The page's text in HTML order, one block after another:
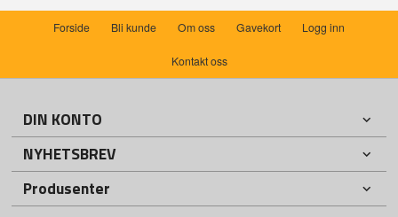
Forside Bli kunde Om oss Gavekort Logg inn
Kontakt oss
DIN KONTO
NYHETSBREV
Produsenter